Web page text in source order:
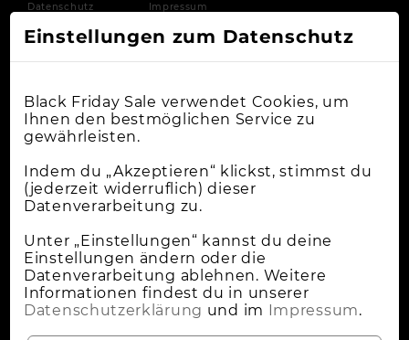
Datenschutz Impressum
Einstellungen zum Datenschutz
Black Friday Sale verwendet Cookies, um
Ihnen den bestmöglichen Service zu
gewährleisten.
Indem du „Akzeptieren“ klickst, stimmst du
(jederzeit widerruflich) dieser
Datenverarbeitung zu.
Unter „Einstellungen“ kannst du deine
Einstellungen ändern oder die
Datenverarbeitung ablehnen. Weitere
Informationen findest du in unserer
Datenschutzerklärung und im Impressum.